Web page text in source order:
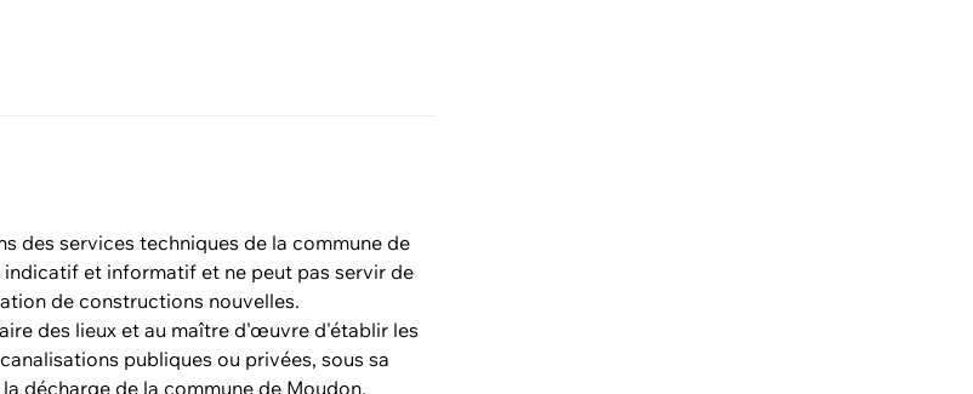
des services techniques de la commune de
et informatif et ne peut pas servir de
de constructions nouvelles.
des lieux et au maître d'œuvre d'établir les
publiques ou privées, sous sa
décharge de la commune de Moudon.